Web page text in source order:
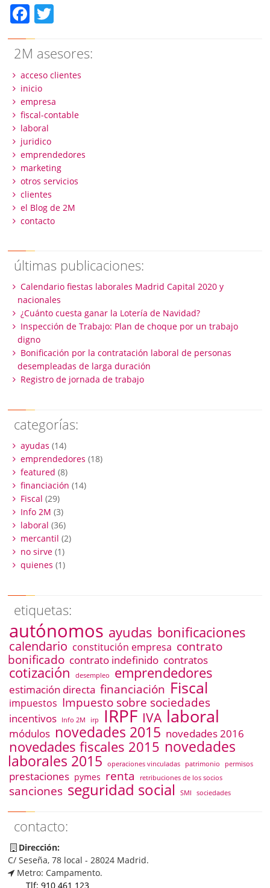
Facebook
2M asesores:
acceso clientes
inicio
empresa
fiscal-contable
laboral
juridico
emprendedores
marketing
otros servicios
clientes
el Blog de 2M
contacto
últimas publicaciones:
Calendario fiestas laborales Madrid Capital 2020 y
nacionales
¿Cuánto cuesta ganar la Lotería de Navidad?
Inspección de Trabajo: Plan de choque por un trabajo
digno
Bonificación por la contratación laboral de personas
desempleadas de larga duración
Registro de jornada de trabajo
categorías:
ayudas (14)
emprendedores (18)
featured (8)
financiación (14)
Fiscal (29)
Info 2M (3)
laboral (36)
mercantil (2)
no sirve(1)
quienes (1)
etiquetas:
autónomos ayudas bonificaciones
calendario constitución empresa contrato
bonificado contrato indefinido contratos
cotización desempleo emprendedores
estimación directa financiación Fiscal
impuestos Impuesto sobre sociedades
incentivos Info 2M irp IRPF IVA laboral
módulos novedades 2015 novedades 2016
novedades fiscales 2015 novedades
laborales 2015 operaciones vinculadas patrimonio permisos
prestaciones pymes renta retribuciones de los socios
sanciones seguridad social SMI sociedades
contacto:
Dirección:
C/ Seseña, 78 local - 28024 Madrid.
Metro: Campamento.
Tlf: 910 461 123